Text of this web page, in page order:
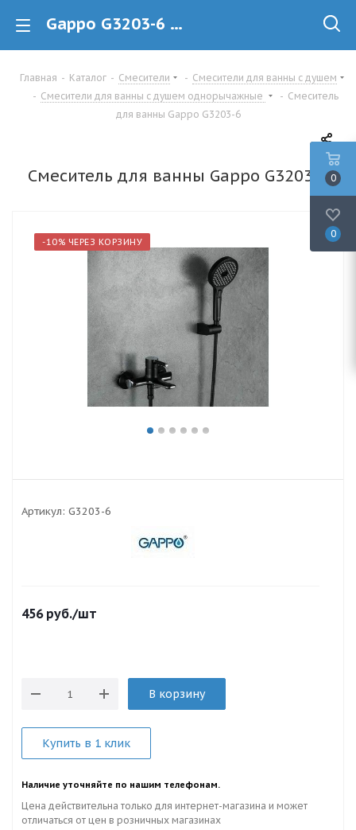
Gappo G3203-6 Смеситель для ванны купить в Минске
Главная - Каталог - Смесители - Смесители для ванны с душем
- Смесители для ванны с душем однорычажные - Смеситель
для ванны Gappo G3203-6
Смеситель для ванны Gappo G3203-6
-10% ЧЕРЕЗ КОРЗИНУ
Артикул: G3203-6
456руб./шт
В корзину
Купить в 1 клик
Наличие уточняйте по нашим телефонам.
Цена действительна только для интернет-магазина и может
отличаться от цен в розничных магазинах
0
0